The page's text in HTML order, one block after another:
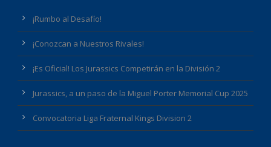
¡Rumbo al Desafío!
¡Conozcan a Nuestros Rivales!
¡Es Oficial! Los Jurassics Competirán en la División 2
Jurassics, a un paso de la Miguel Porter Memorial Cup 2025
Convocatoria Liga Fraternal Kings Division 2